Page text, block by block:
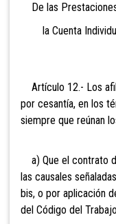
De las
la Cuenta
Artículo 12.- Los
por cesantía, en los
siempre que reúnan
a) Que el contrato
las causales
bis, o por aplicación
del Código del